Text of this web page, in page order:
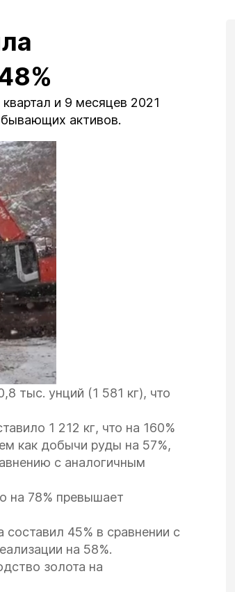
и 9 месяцев 2021
активов.
тыс. унций (1 581 кг), что
1 212 кг, что на 160%
как добычи руды на 57%,
с аналогичным
на 78% превышает
45% в сравнении с
на 58%.
золота на